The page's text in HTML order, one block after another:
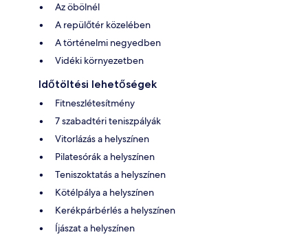
Az öbölnél
A repülőtér közelében
A történelmi negyedben
Vidéki környezetben
Időtöltési lehetőségek
Fitneszlétesítmény
7 szabadtéri teniszpályák
Vitorlázás a helyszínen
Pilatesórák a helyszínen
Teniszoktatás a helyszínen
Kötélpálya a helyszínen
Kerékpárbérlés a helyszínen
Íjászat a helyszínen